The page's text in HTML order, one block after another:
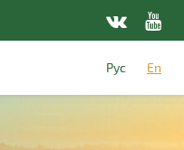
Рус
En